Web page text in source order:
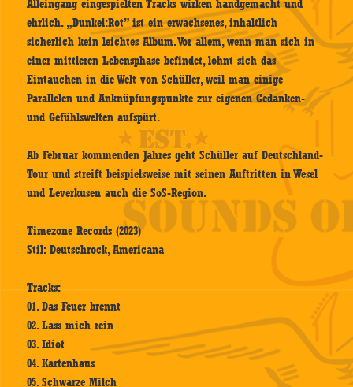
Alleingang eingespielten Tracks wirken handgemacht und
ehrlich. „Dunkel:Rot” ist ein erwachsenes, inhaltlich
sicherlich kein leichtes Album. Vor allem, wenn man sich in
einer mittleren Lebensphase befindet, lohnt sich das
Eintauchen in die Welt von Schüller, weil man einige
Parallelen und Anknüpfungspunkte zur eigenen Gedanken-
und Gefühlswelten aufspürt.
Ab Februar kommenden Jahres geht Schüller auf Deutschland-
Tour und streift beispielsweise mit seinen Auftritten in Wesel
und Leverkusen auch die SoS-Region.
Timezone Records (2023)
Stil: Deutschrock, Americana
Tracks:
01. Das Feuer brennt
02. Lass mich rein
03. Idiot
04. Kartenhaus
05. Schwarze Milch